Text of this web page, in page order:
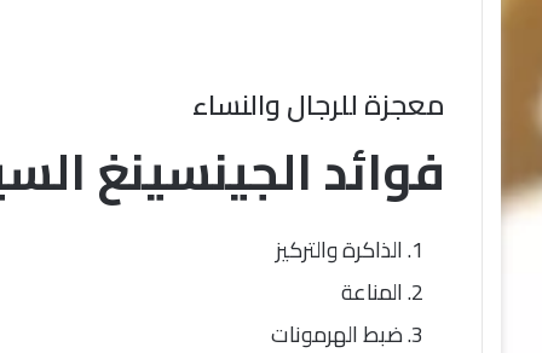
معجزة للرجال والنساء
فوائد الجينسينغ
الذاكرة والتركيز
المناعة
ضبط الهرمونات